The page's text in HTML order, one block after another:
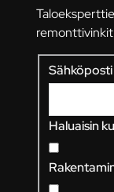
remonttivinkit
Sähköposti
Haluaisin